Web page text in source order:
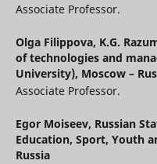
Associate Professor.
Olga Filippova, K.G.
of technologies and
University), Moscow –
Associate Professor.
Egor Moiseev, Russian
Education, Sport, Youth
Russia